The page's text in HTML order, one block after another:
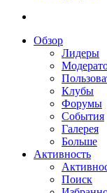
Обзор
Лидеры
Клубы
Форумы
События
Галерея
Больше
Активность
Поиск